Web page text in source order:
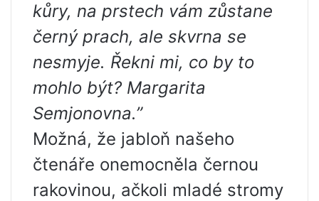
kůry, na prstech vám zůstane
černý prach, ale skvrna se
nesmyje. Řekni mi, co by to
mohlo být? Margarita
Semjonovna.”
Možná, že jabloň našeho
čtenáře onemocněla černou
rakovinou, ačkoli mladé stromy